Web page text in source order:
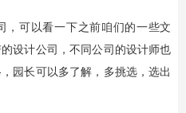
，可以看一下之前咱们的一些文
设计公司，不同公司的设计师也
园长可以多了解，多挑选，选出